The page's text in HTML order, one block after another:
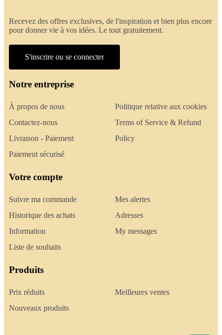
Recevez des offres exclusives, de l'inspiration et bien plus encore
pour donner vie à vos idées. Le tout gratuitement.
S'inscrire ou se connecter
Notre entreprise
À propos de nous
Contactez-nous
Livraison - Paiement
Paiement sécurisé
Politique relative aux cookies
Terms of Service & Refund
Policy
Votre compte
Suivre ma commande
Historique des achats
Information
Liste de souhaits
Mes alertes
Adresses
My messages
Produits
Prix réduits
Nouveaux produits
Meilleures ventes